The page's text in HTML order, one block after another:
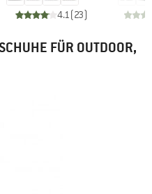
4.1(23)
FÜR OUTDOOR,